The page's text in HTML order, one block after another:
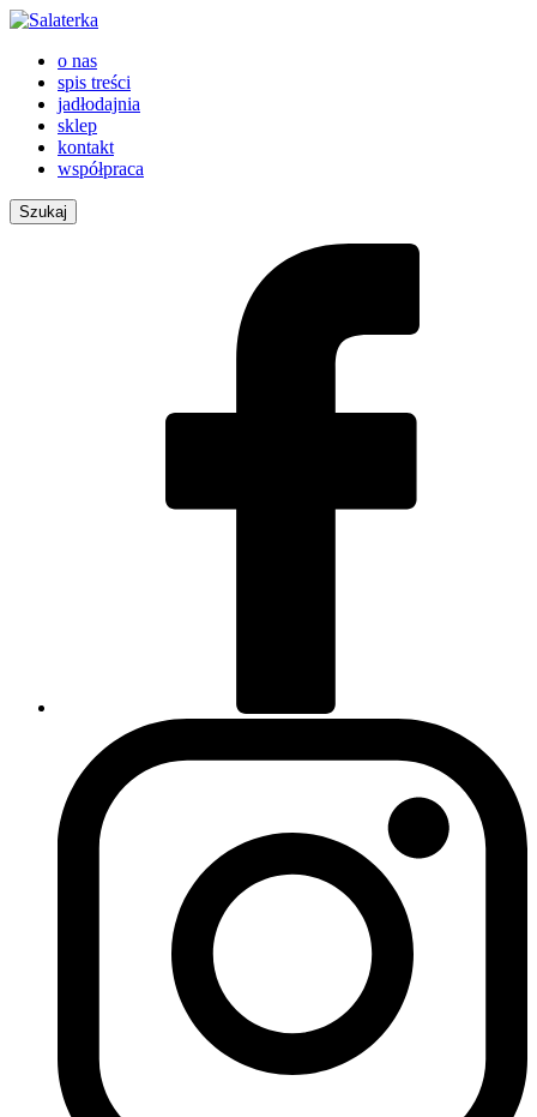
o nas
spis treści
jadłodajnia
sklep
kontakt
współpraca
Szukaj